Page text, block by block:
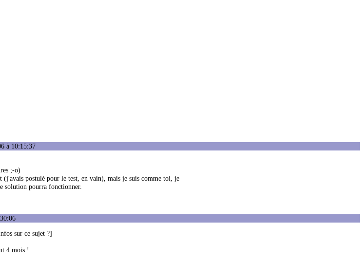
à 10:15:37
;-o)
(j'avais postulé pour le test, en vain), mais je suis comme toi, je
solution pourra fonctionner.
sur ce sujet ?]
4 mois !